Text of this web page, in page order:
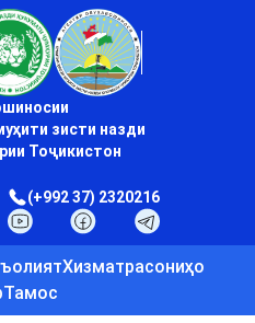
зисти назди
Тоҷикистон
(+992 37) 2320216
Хизматрасониҳо
Тамос